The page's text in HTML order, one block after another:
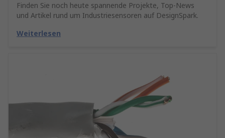
Finden Sie noch heute spannende Projekte, Top-News
und Artikel rund um Industriesensoren auf DesignSpark.
Weiterlesen